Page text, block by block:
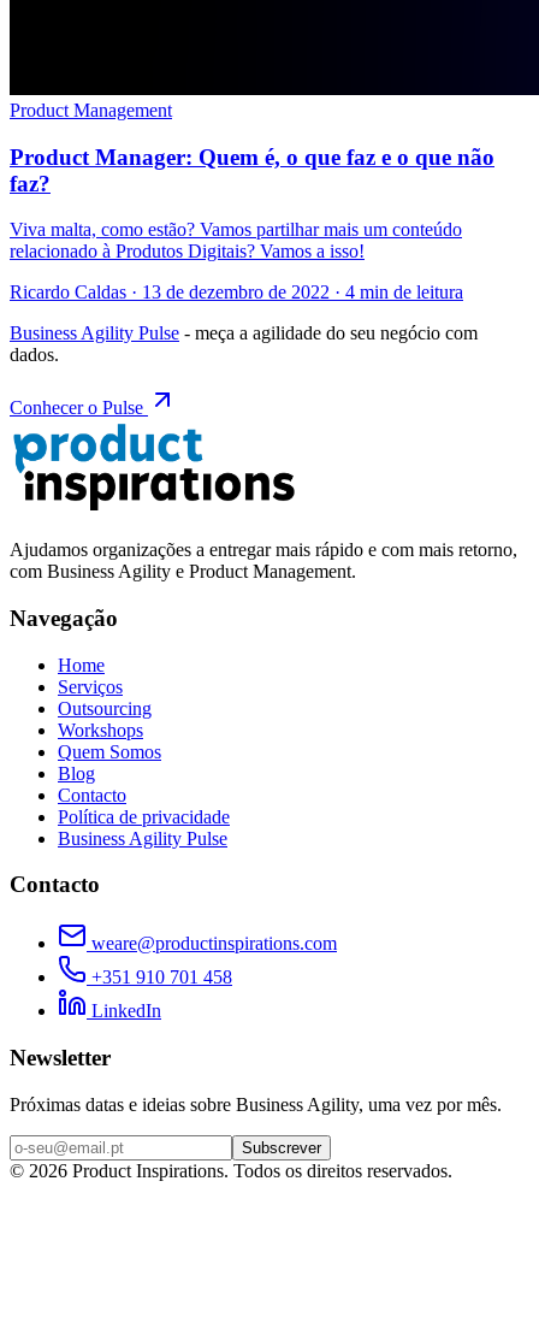
Product Management
Product Manager: Quem é, o que faz e o que não
faz?
Viva malta, como estão? Vamos partilhar mais um conteúdo
relacionado à Produtos Digitais? Vamos a isso!
Ricardo Caldas · 13 de dezembro de 2022 · 4 min de leitura
Business Agility Pulse - meça a agilidade do seu negócio com
dados.
Conhecer o Pulse
Ajudamos organizações a entregar mais rápido e com mais retorno,
com Business Agility e Product Management.
Navegação
Home
Serviços
Outsourcing
Workshops
Quem Somos
Blog
Contacto
Política de privacidade
Business Agility Pulse
Contacto
weare@productinspirations.com
+351 910 701 458
LinkedIn
Newsletter
Próximas datas e ideias sobre Business Agility, uma vez por mês.
Subscrever
© 2026 Product Inspirations. Todos os direitos reservados.